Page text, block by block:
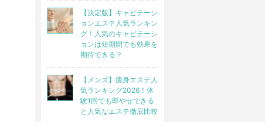
【決定版】キャビテーシ
ョンエステ人気ランキン
グ！人気のキャビテーシ
ョンは短期間でも効果を
期待できる？
【メンズ】痩身エステ人
気ランキング2026！体
験1回でも即やせできる
と人気なエステ徹底比較